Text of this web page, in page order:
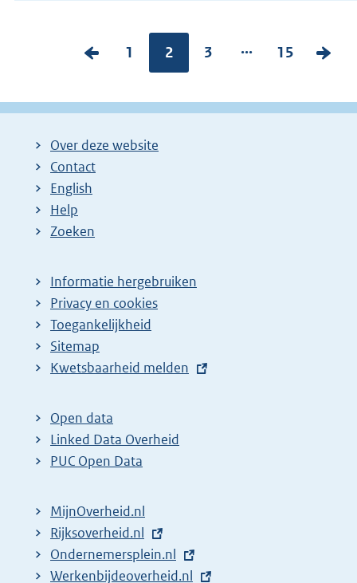
V
r
g
e
p
g
n
a
z
o
k
r
e
u
l
t
a
P
g
n
1 Pagina:
2
P
g
3 ...
P
g
15
V
l
Over deze website
Contact
English
Help
Zoeken
Informatie hergebruiken
Privacy en cookies
Toegankelijkheid
Sitemap
E
t
e
r
l
i
n
Kwetsbaarheid melden
Open data
Linked Data Overheid
PUC Open Data
MijnOverheid.nl
E
x
t
Rijksoverheid.nl
E
x
Ondernemersplein.nl
E
Werkenbijdeoverheid.nl